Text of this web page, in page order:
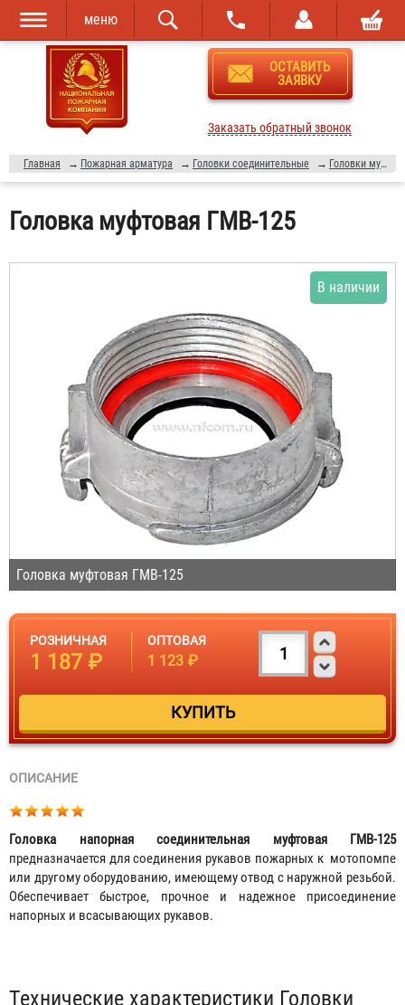
Перейти к
основному
содержанию
Skip to
navigation
меню
ОСТАВИТЬ
ЗАЯВКУ
Заказать обратный звонок
Главная → Пожарная арматура → Головки соединительные → Головки муфтовые
Головка муфтовая ГМВ-125
Головка муфтовая ГМВ-125
В наличии
РОЗНИЧНАЯ
1 187 ₽
ОПТОВАЯ
1 123 ₽
ОПИСАНИЕ
Головка напорная соединительная муфтовая ГМВ-125
предназначается для соединения рукавов пожарных к мотопомпе
или другому оборудованию, имеющему отвод с наружной резьбой.
Обеспечивает быстрое, прочное и надежное присоединение
напорных и всасывающих рукавов.
Табы
Технические характеристики Головки